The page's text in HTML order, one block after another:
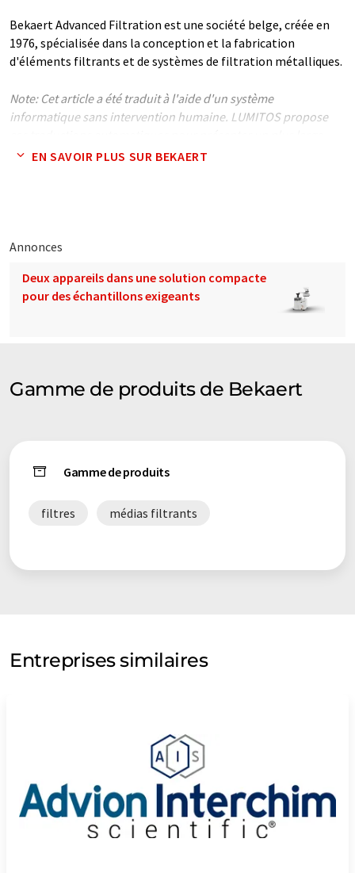
Bekaert Advanced Filtration est une société belge, créée en
1976, spécialisée dans la conception et la fabrication
d'éléments filtrants et de systèmes de filtration métalliques.
Note: Cet article a été traduit à l'aide d'un système
informatique sans intervention humaine. LUMITOS propose
éventail de présentations d'entreprise. Comme cet article a été
EN SAVOIR PLUS SUR BEKAERT
Annonces
Deux appareils dans une solution compacte
pour des échantillons exigeants
Gamme de produits de Bekaert
Gamme de produits
filtres médias filtrants
Entreprises similaires